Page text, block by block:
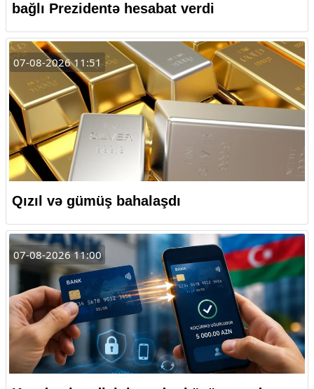
bağlı Prezidentə hesabat verdi
07-08-2026 11:51
Qızıl və gümüş bahalaşdı
07-08-2026 11:00